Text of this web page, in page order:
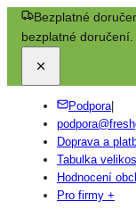
Bezplatné
bezplatné doručení.
Podpora|
Doprava a
Tabulka
Hodnocení
Pro firmy +